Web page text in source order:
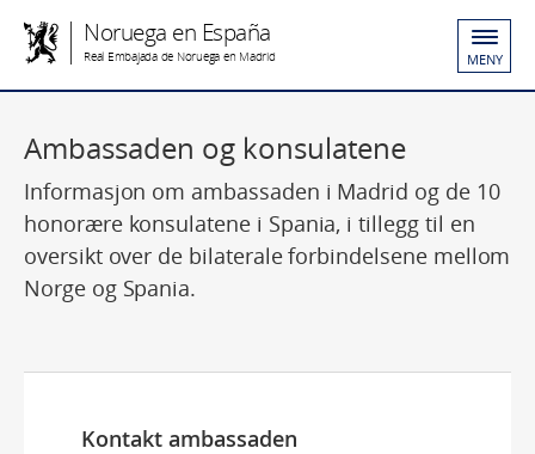
Noruega en España
Real Embajada de Noruega en Madrid MENY
Ambassaden og konsulatene
Informasjon om ambassaden i Madrid og de 10
honorære konsulatene i Spania, i tillegg til en
oversikt over de bilaterale forbindelsene mellom
Norge og Spania.
Kontakt ambassaden